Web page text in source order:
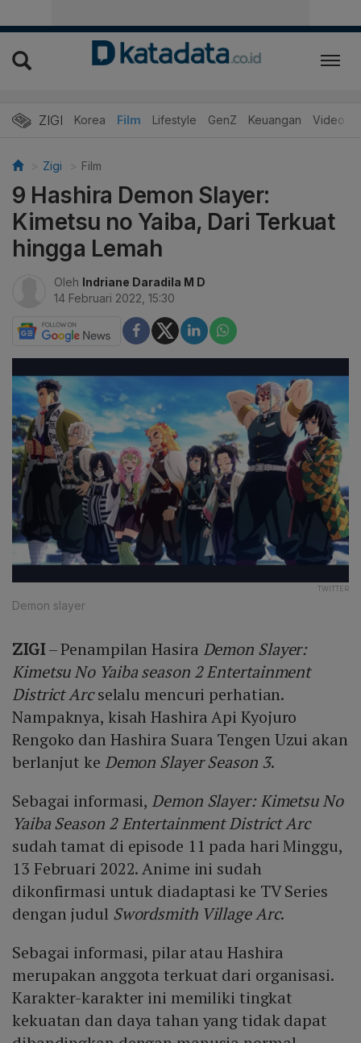
ZIGI
Hits Korea Film Lifestyle GenZ Keuangan Video
Zigi Film
9 Hashira Demon Slayer:
Kimetsu no Yaiba, Dari Terkuat
hingga Lemah
Oleh Indriane Daradila M D
14 Februari 2022, 15:30
TWITTER
Demon slayer
ZIGI– Penampilan Hasira Demon Slayer:
Kimetsu No Yaiba season 2 Entertainment
District Arcselalu mencuri perhatian.
Nampaknya, kisah Hashira Api Kyojuro
Rengoko dan Hashira Suara Tengen Uzui akan
berlanjut ke Demon Slayer Season 3.
Sebagai informasi, Demon Slayer: Kimetsu No
Yaiba Season 2 Entertainment District Arc
sudah tamat di episode 11 pada hari Minggu,
13 Februari 2022. Anime ini sudah
dikonfirmasi untuk diadaptasi ke TV Series
dengan judul Swordsmith Village Arc.
Sebagai informasi, pilar atau Hashira
merupakan anggota terkuat dari organisasi.
Karakter-karakter ini memiliki tingkat
kekuatan dan daya tahan yang tidak dapat